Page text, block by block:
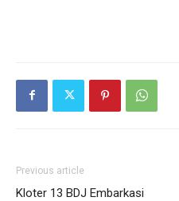
Previous article
Kloter 13 BDJ Embarkasi